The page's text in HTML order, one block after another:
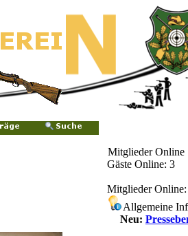
Mitglieder Online
Gäste Online: 3
Mitglieder
Allgemeine
++++ Neu: